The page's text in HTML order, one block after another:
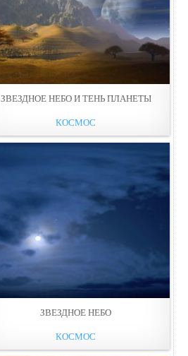
ЗВЕЗДНОЕ НЕБО И ТЕНЬ ПЛАНЕТЫ
КОСМОС
ЗВЕЗДНОЕ НЕБО
КОСМОС